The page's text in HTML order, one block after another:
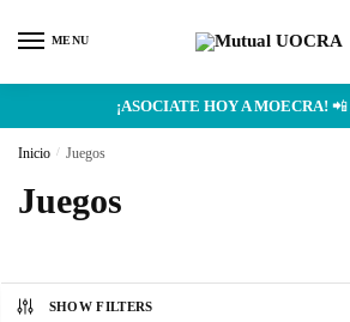
MENU
¡ASOCIATE HOY A MOECRA! 📲
Inicio / Juegos
Juegos
SHOW FILTERS